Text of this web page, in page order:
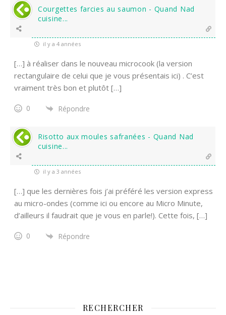
Courgettes farcies au saumon - Quand Nad
cuisine...
il y a 4 années
[…] à réaliser dans le nouveau microcook (la version
rectangulaire de celui que je vous présentais ici) . C’est
vraiment très bon et plutôt […]
0 Répondre
Risotto aux moules safranées - Quand Nad
cuisine...
il y a 3 années
[…] que les dernières fois j’ai préféré les version express
au micro-ondes (comme ici ou encore au Micro Minute,
d’ailleurs il faudrait que je vous en parle!). Cette fois, […]
0 Répondre
RECHERCHER